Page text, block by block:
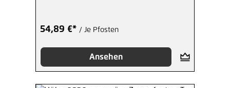
54,89 €* / Je Pfosten
Ansehen